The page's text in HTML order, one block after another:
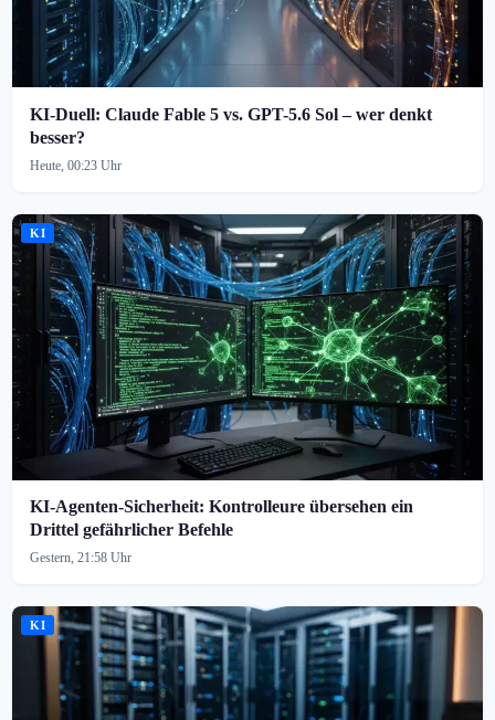
KI-Duell: Claude Fable 5 vs. GPT-5.6 Sol – wer denkt
besser?
Heute, 00:23 Uhr
KI
KI-Agenten-Sicherheit: Kontrolleure übersehen ein
Drittel gefährlicher Befehle
Gestern, 21:58 Uhr
KI